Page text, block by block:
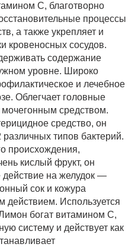
С, благотворно
процессы
а также укрепляет и
кровеносных сосудов.
содержание
уровне. Широко
и лечебное
Облегчает головные
средством.
средство, он
типов бактерий.
происхождения,
кислый фрукт, он
действие на желудок —
сок и кожура
действием. Используется
богат витамином С,
систему и действует как